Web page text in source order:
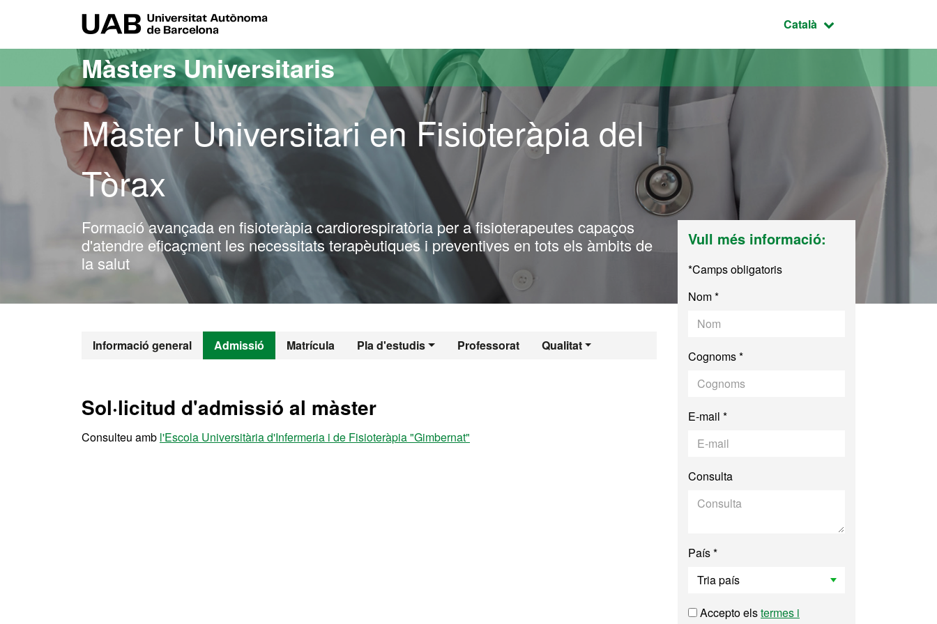
Idioma seleccionat:
Català
Màsters Universitaris
Màster Universitari en Fisioteràpia del
Tòrax
Formació avançada en fisioteràpia cardiorespiratòria per a fisioterapeutes capaços
d'atendre eficaçment les necessitats terapèutiques i preventives en tots els àmbits de
la salut
Informació general Admissió Matrícula Pla d'estudis Professorat Qualitat
Màster Oficial - Fisioteràpia del Tòrax
Sol·licitud d'admissió al màster
Consulteu amb l'Escola Universitària d'Infermeria i de Fisioteràpia "Gimbernat"
Vull més informació:
*Camps obligatoris
Nom *
Cognoms *
E-mail *
Consulta
País *
Accepto elstermes i